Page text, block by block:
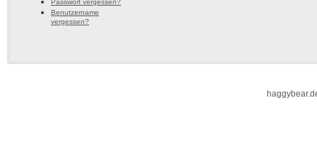
Passwort vergessen?
Benutzername
vergessen?